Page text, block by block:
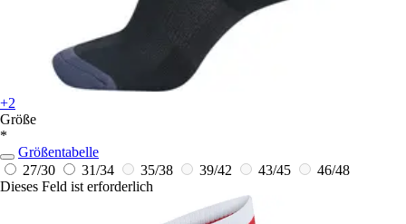
+2
Größe
*
Größentabelle
27/30
31/34 35/38 39/42 43/45
46/48
Dieses Feld ist erforderlich